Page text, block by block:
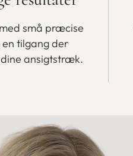
små præcise
tilgang der
ansigtstræk.